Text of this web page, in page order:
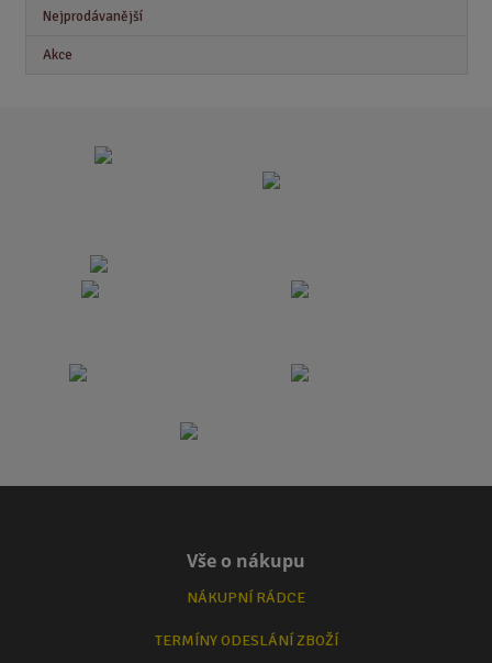
Nejprodávanější
Akce
Vše o nákupu
NÁKUPNÍ RÁDCE
TERMÍNY ODESLÁNÍ ZBOŽÍ